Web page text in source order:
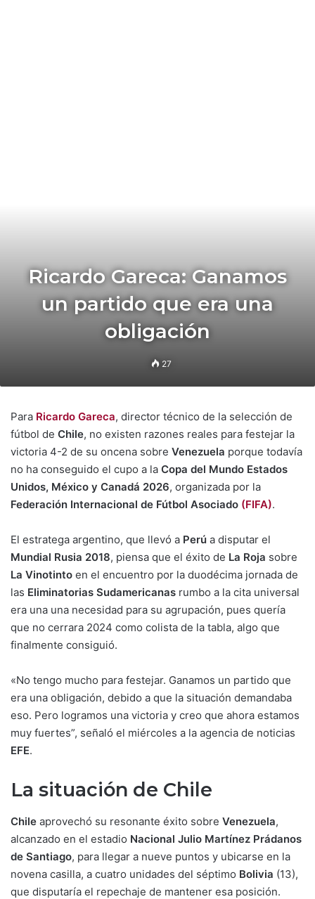
Ricardo Gareca: Ganamos
un partido que era una
obligación
27
Para Ricardo Gareca, director técnico de la selección de
fútbol de Chile, no existen razones reales para festejar la
victoria 4-2 de su oncena sobre Venezuela porque todavía
no ha conseguido el cupo a la Copa del Mundo Estados
Unidos, México y Canadá 2026, organizada por la
Federación Internacional de Fútbol Asociado (FIFA).
El estratega argentino, que llevó a Perú a disputar el
Mundial Rusia 2018, piensa que el éxito de La Roja sobre
La Vinotinto en el encuentro por la duodécima jornada de
las Eliminatorias Sudamericanas rumbo a la cita universal
era una una necesidad para su agrupación, pues quería
que no cerrara 2024 como colista de la tabla, algo que
finalmente consiguió.
«No tengo mucho para festejar. Ganamos un partido que
era una obligación, debido a que la situación demandaba
eso. Pero logramos una victoria y creo que ahora estamos
muy fuertes”, señaló el miércoles a la agencia de noticias
EFE.
La situación de Chile
Chile aprovechó su resonante éxito sobre Venezuela,
alcanzado en el estadio Nacional Julio Martínez Prádanos
de Santiago, para llegar a nueve puntos y ubicarse en la
novena casilla, a cuatro unidades del séptimo Bolivia (13),
que disputaría el repechaje de mantener esa posición.